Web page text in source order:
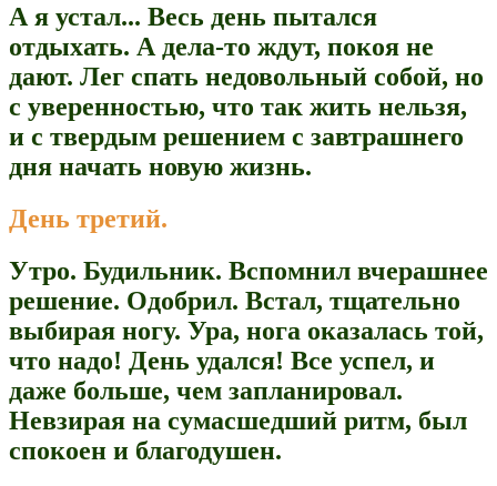
А я устал... Весь день пытался
отдыхать. А дела-то ждут, покоя не
дают. Лег спать недовольный собой, но
с уверенностью, что так жить нельзя,
и с твердым решением с завтрашнего
дня начать новую жизнь.
День третий.
Утро. Будильник. Вспомнил вчерашнее
решение. Одобрил. Встал, тщательно
выбирая ногу. Ура, нога оказалась той,
что надо! День удался! Все успел, и
даже больше, чем запланировал.
Невзирая на сумасшедший ритм, был
спокоен и благодушен.